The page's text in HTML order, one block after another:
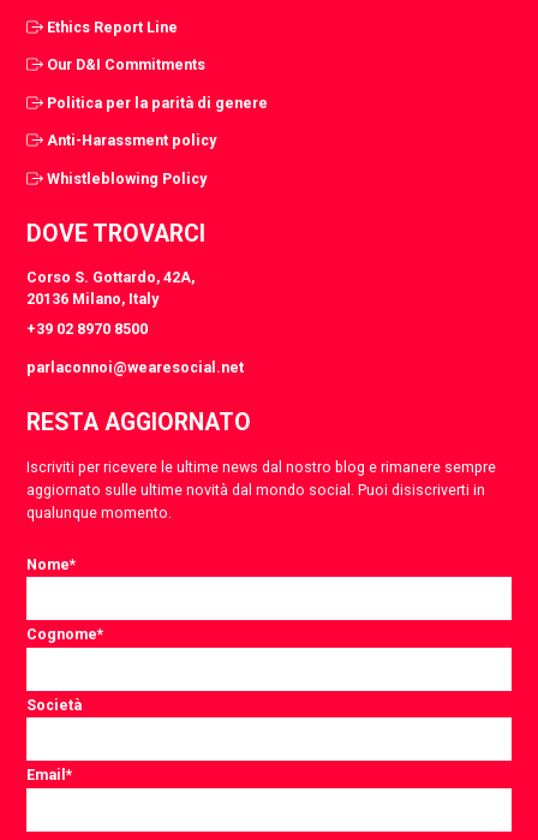
Ethics Report Line
Our D&I Commitments
Politica per la parità di genere
Anti-Harassment policy
Whistleblowing Policy
DOVE TROVARCI
Corso S. Gottardo, 42A,
20136 Milano, Italy
+39 02 8970 8500
parlaconnoi@wearesocial.net
RESTA AGGIORNATO
Iscriviti per ricevere le ultime news dal nostro blog e rimanere sempre
aggiornato sulle ultime novità dal mondo social. Puoi disiscriverti in
qualunque momento.
Nome*
Cognome*
Società
Email*